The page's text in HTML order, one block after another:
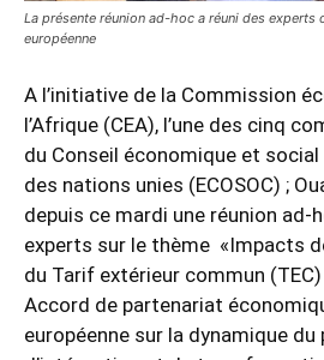
La présente réunion ad-hoc a réuni des experts
européenne
A l’initiative de la Commission
l’Afrique (CEA), l’une des cinq
du Conseil économique et social
des nations unies (ECOSOC) ;
depuis ce mardi une réunion ad-
experts sur le thème «Impacts
du Tarif extérieur commun (TEC)
Accord de partenariat
européenne sur la dynamique du